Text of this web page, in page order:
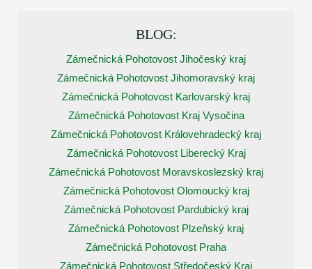
BLOG:
Zámečnická Pohotovost Jihočeský kraj
Zámečnická Pohotovost Jihomoravský kraj
Zámečnická Pohotovost Karlovarský kraj
Zámečnická Pohotovost Kraj Vysočina
Zámečnická Pohotovost Královehradecký kraj
Zámečnická Pohotovost Liberecký Kraj
Zámečnická Pohotovost Moravskoslezský kraj
Zámečnická Pohotovost Olomoucký kraj
Zámečnická Pohotovost Pardubický kraj
Zámečnická Pohotovost Plzeňský kraj
Zámečnická Pohotovost Praha
Zámečnická Pohotovost Středočeský Kraj